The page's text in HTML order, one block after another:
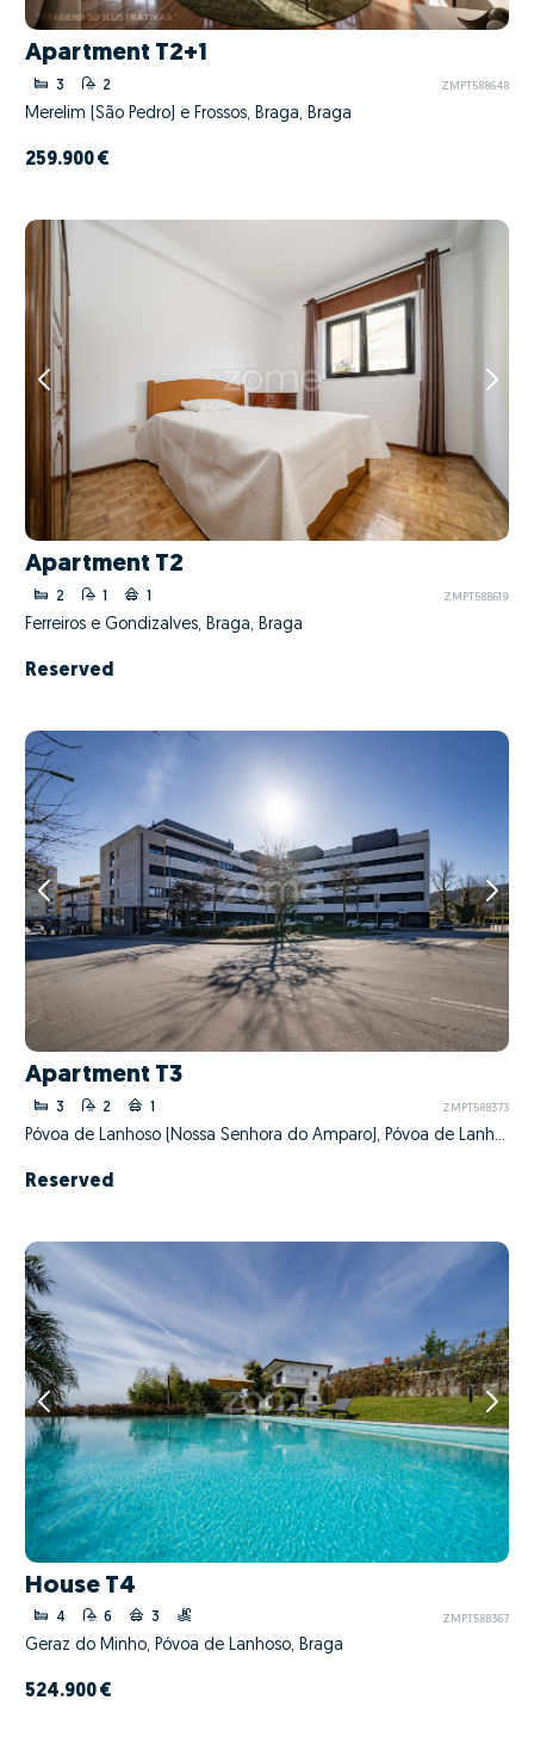
Apartment T2+1
3 2 ZMPT588648
Merelim (São Pedro) e Frossos, Braga, Braga
259.900 €
Apartment T2
2 1 1 ZMPT588619
Ferreiros e Gondizalves, Braga, Braga
Reserved
Apartment T3
3 2 1 ZMPT588373
Póvoa de Lanhoso (Nossa Senhora do Amparo), Póvoa de Lanhoso, Braga
Reserved
House T4
4 6 3 ZMPT588367
Geraz do Minho, Póvoa de Lanhoso, Braga
524.900 €